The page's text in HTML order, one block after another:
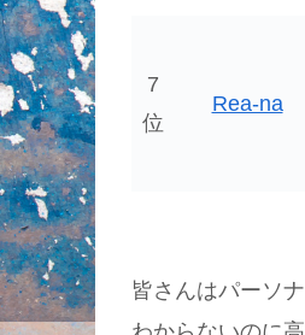
7
位
Rea-na
皆さんはパーソ